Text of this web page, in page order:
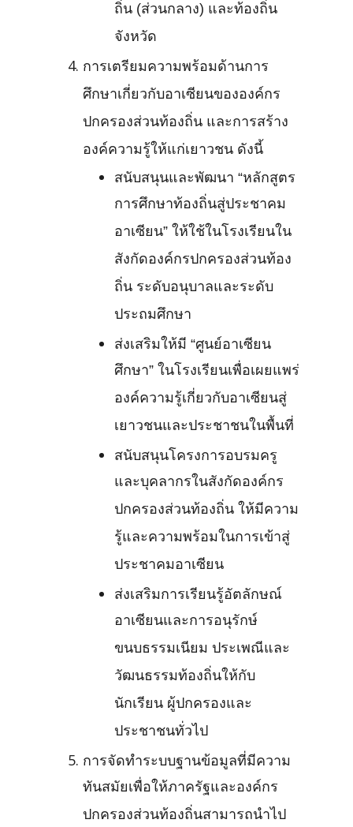
ถิ่น (ส่วนกลาง) และท้องถิ่น
จังหวัด
การเตรียมความพร้อมด้านการ
ศึกษาเกี่ยวกับอาเซียนขององค์กร
ปกครองส่วนท้องถิ่น และการสร้าง
องค์ความรู้ให้แก่เยาวชน ดังนี้
สนับสนุนและพัฒนา “หลักสูตร
การศึกษาท้องถิ่นสู่ประชาคม
อาเซียน” ให้ใช้ในโรงเรียนใน
สังกัดองค์กรปกครองส่วนท้อง
ถิ่น ระดับอนุบาลและระดับ
ประถมศึกษา
ส่งเสริมให้มี “ศูนย์อาเซียน
ศึกษา” ในโรงเรียนเพื่อเผยแพร่
องค์ความรู้เกี่ยวกับอาเซียนสู่
เยาวชนและประชาชนในพื้นที่
สนับสนุนโครงการอบรมครู
และบุคลากรในสังกัดองค์กร
ปกครองส่วนท้องถิ่น ให้มีความ
รู้และความพร้อมในการเข้าสู่
ประชาคมอาเซียน
ส่งเสริมการเรียนรู้อัตลักษณ์
อาเซียนและการอนุรักษ์
ขนบธรรมเนียม ประเพณีและ
วัฒนธรรมท้องถิ่นให้กับ
นักเรียน ผู้ปกครองและ
ประชาชนทั่วไป
การจัดทำระบบฐานข้อมูลที่มีความ
ทันสมัยเพื่อให้ภาครัฐและองค์กร
ปกครองส่วนท้องถิ่นสามารถนำไป